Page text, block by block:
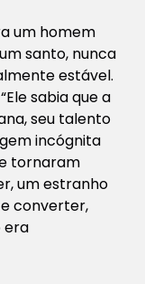
um homem
santo, nunca
estável.
sabia que a
seu talento
incógnita
tornaram
um estranho
converter,
era